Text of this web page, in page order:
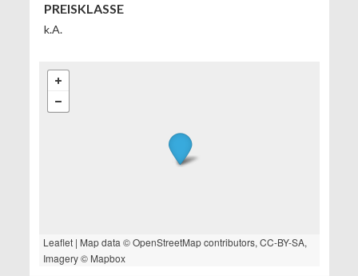
PREISKLASSE
k.A.
Leaflet| Map data ©OpenStreetMapcontributors, CC-BY-SA,
Imagery © Mapbox